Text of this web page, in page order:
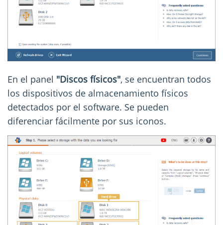
En el panel "Discos físicos", se encuentran todos
los dispositivos de almacenamiento físicos
detectados por el software. Se pueden
diferenciar fácilmente por sus iconos.